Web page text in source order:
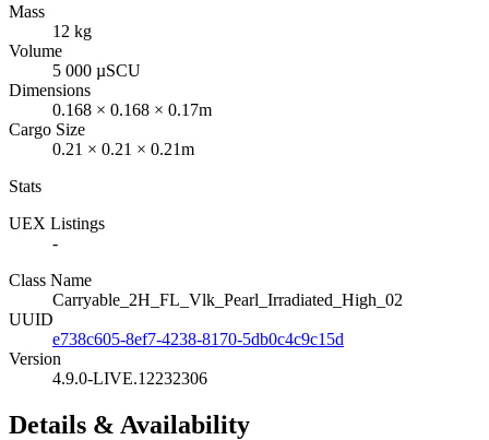
Mass
12 kg
Volume
5 000 µSCU
Dimensions
0.168 × 0.168 × 0.17m
Cargo Size
0.21 × 0.21 × 0.21m
Stats
UEX Listings
-
Class Name
Carryable_2H_FL_Vlk_Pearl_Irradiated_High_02
UUID
e738c605-8ef7-4238-8170-5db0c4c9c15d
Version
4.9.0-LIVE.12232306
Details & Availability